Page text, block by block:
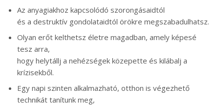
Az anyagiakhoz kapcsolódó szorongásaidtól
és a destruktív gondolataidtól örökre megszabadulhatsz.
Olyan erőt kelthetsz életre magadban, amely képesé
tesz arra,
hogy helytállj a nehézségek közepette és kilábalj a
krízisekből.
Egy napi szinten alkalmazható, otthon is végezhető
technikát tanítunk meg,